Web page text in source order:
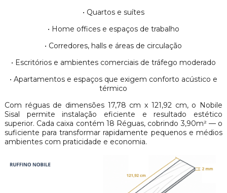
• Quartos e suítes
• Home offices e espaços de trabalho
• Corredores, halls e áreas de circulação
• Escritórios e ambientes comerciais de tráfego moderado
• Apartamentos e espaços que exigem conforto acústico e
térmico
Com réguas de dimensões 17,78 cm x 121,92 cm, o Nobile
Sisal permite instalação eficiente e resultado estético
superior. Cada caixa contém 18 Réguas, cobrindo 3,90m² — o
suficiente para transformar rapidamente pequenos e médios
ambientes com praticidade e economia.